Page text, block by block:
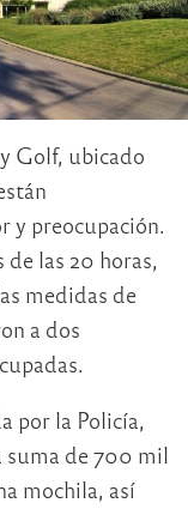
Golf, ubicado
y preocupación.
de las 20 horas,
medidas de
a dos
por la Policía,
suma de 700 mil
mochila, así